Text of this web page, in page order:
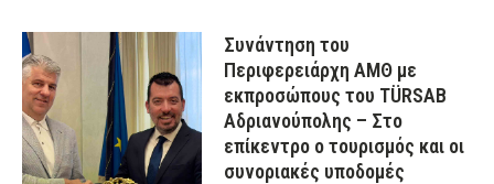
Συνάντηση του
Περιφερειάρχη ΑΜΘ με
εκπροσώπους του TÜRSAB
Αδριανούπολης – Στο
επίκεντρο ο τουρισμός και οι
συνοριακές υποδομές